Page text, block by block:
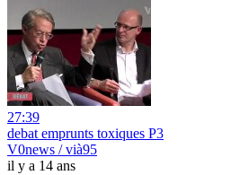
27:39
debat emprunts toxiques P3
V0news / vià95
il y a 14 ans